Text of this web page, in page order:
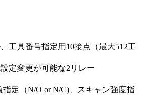
工具番号指定用10接点（最大512工
定変更が可能な2リレー
定（N/O or N/C)、スキャン強度指